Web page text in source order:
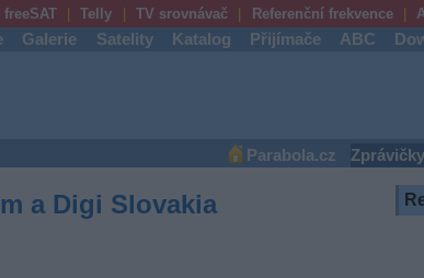
freeSAT Telly TV srovnávač Referenční frekvence
Galerie Satelity Katalog Přijímače ABC
Parabola.cz Zprávičky
a Digi Slovakia